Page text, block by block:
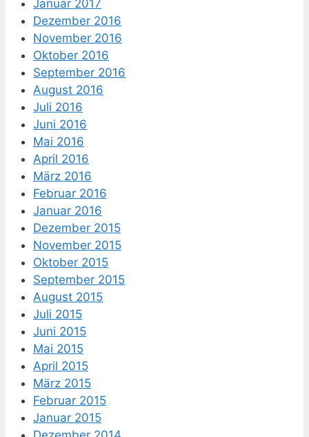
Januar 2017
Dezember 2016
November 2016
Oktober 2016
September 2016
August 2016
Juli 2016
Juni 2016
Mai 2016
April 2016
März 2016
Februar 2016
Januar 2016
Dezember 2015
November 2015
Oktober 2015
September 2015
August 2015
Juli 2015
Juni 2015
Mai 2015
April 2015
März 2015
Februar 2015
Januar 2015